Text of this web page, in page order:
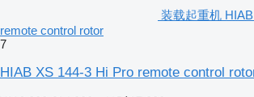
装载起重机
remote control rotor
7
HIAB XS 144-3 Hi Pro remote control